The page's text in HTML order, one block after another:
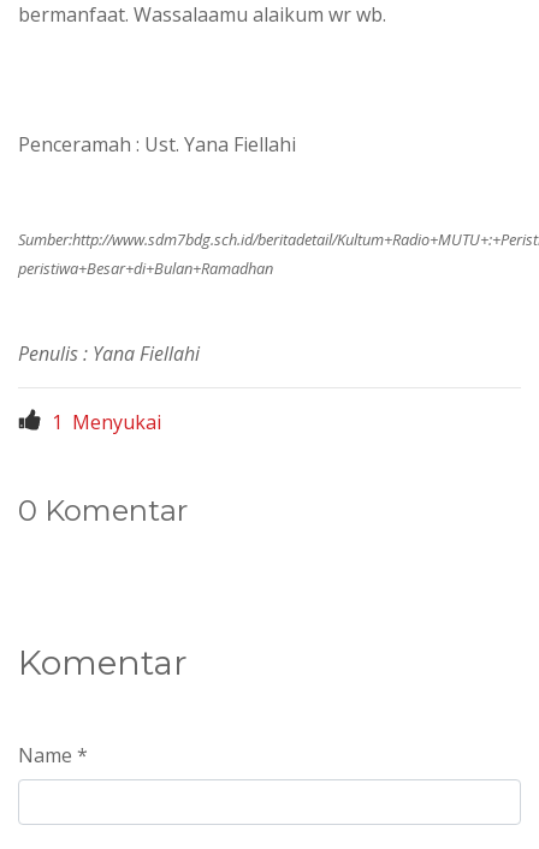
bermanfaat. Wassalaamu alaikum wr wb.
Penceramah : Ust. Yana Fiellahi
Sumber:http://www.sdm7bdg.sch.id/beritadetail/
peristiwa+Besar+di+Bulan+Ramadhan
Penulis : Yana Fiellahi
1 Menyukai
0 Komentar
Komentar
Name *